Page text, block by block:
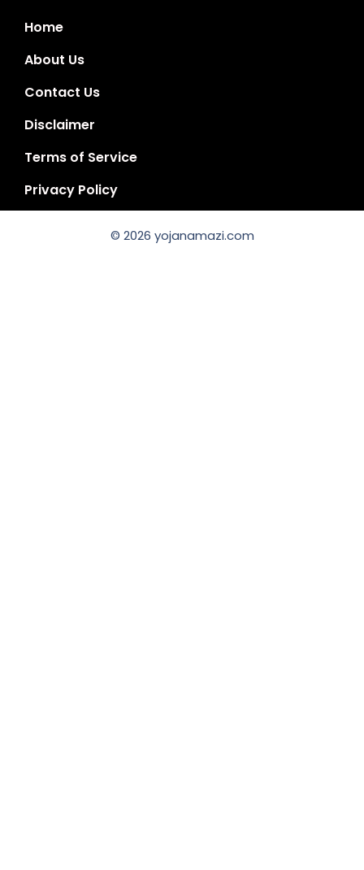
Home
About Us
Contact Us
Disclaimer
Terms of Service
Privacy Policy
© 2026 yojanamazi.com